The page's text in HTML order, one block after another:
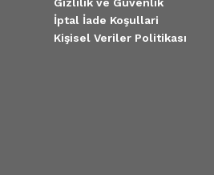
İptal İade Koşullari
Kişisel Veriler Politikası